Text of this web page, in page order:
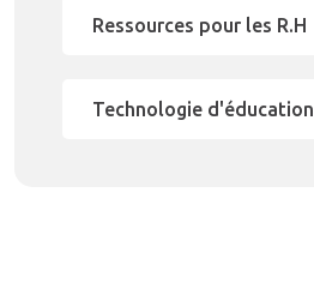
Ressources pour les R.H
Technologie d'éducation